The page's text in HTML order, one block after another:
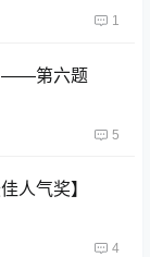
1
——第六题
5
人气奖】
4